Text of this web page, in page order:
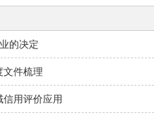
的决定
文件梳理
用评价应用